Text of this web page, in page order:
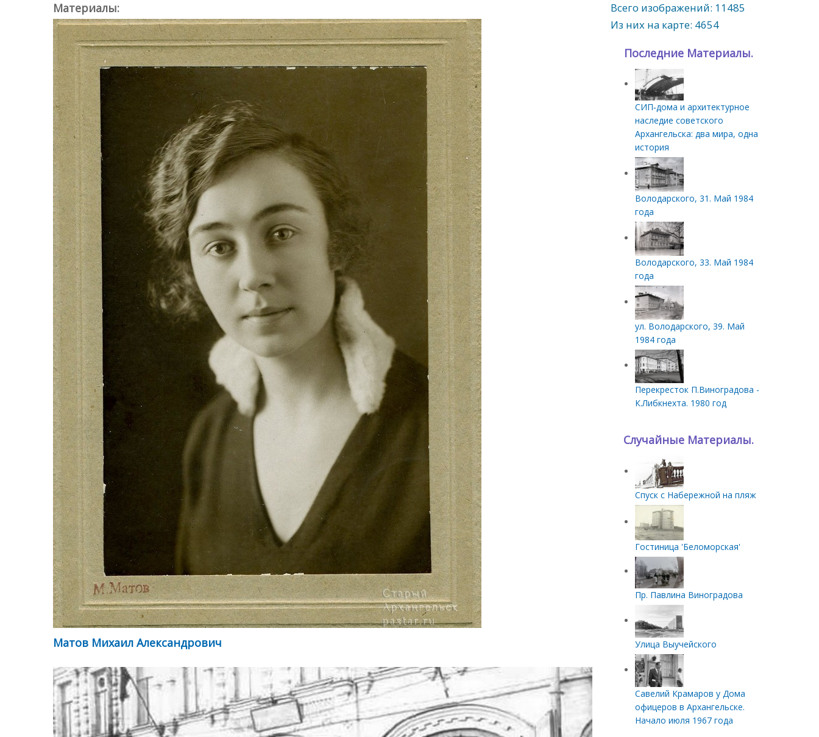
Материалы:
Матов Михаил Александрович
Всего изображений: 11485
Из них на карте: 4654
Последние Материалы.
СИП‑дома и архитектурное
наследие советского
Архангельска: два мира, одна
история
Володарского, 31. Май 1984
года
Володарского, 33. Май 1984
года
ул. Володарского, 39. Май
1984 года
Перекресток П.Виноградова -
К.Либкнехта. 1980 год
Случайные Материалы.
Спуск с Набережной на пляж
Гостиница 'Беломорская'
Пр. Павлина Виноградова
Улица Выучейского
Савелий Крамаров у Дома
офицеров в Архангельске.
Начало июля 1967 года